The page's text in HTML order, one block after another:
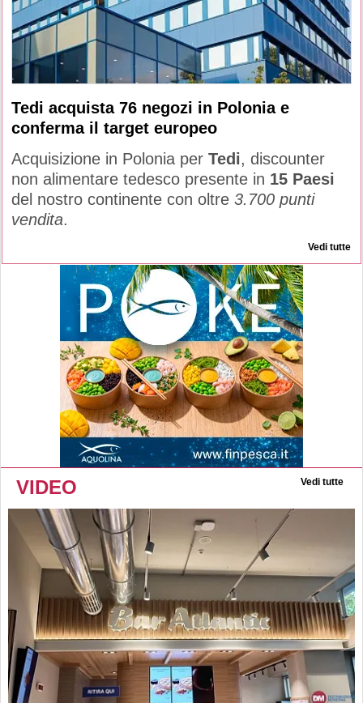
Tedi acquista 76 negozi in Polonia e
conferma il target europeo
Acquisizione in Polonia per Tedi, discounter
non alimentare tedesco presente in 15 Paesi
del nostro continente con oltre 3.700 punti
vendita.
Vedi tutte
VIDEO Vedi tutte